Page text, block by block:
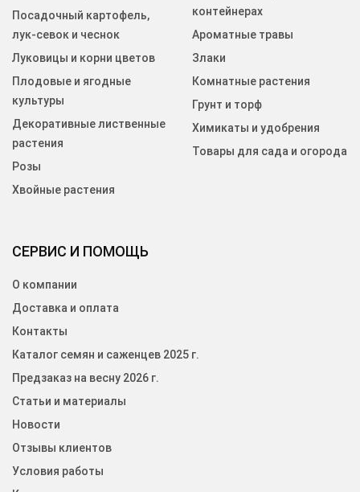
СЕРВИС И ПОМОЩЬ
О компании
Доставка и оплата
Контакты
Каталог семян и саженцев 2025 г.
Предзаказ на весну 2026 г.
Статьи и материалы
Новости
Отзывы клиентов
Условия работы
Посадочный картофель,
лук-севок и чеснок
Луковицы и корни цветов
Плодовые и ягодные
культуры
Декоративные лиственные
растения
Розы
Хвойные растения
контейнерах
Ароматные травы
Злаки
Комнатные растения
Грунт и торф
Химикаты и удобрения
Товары для сада и огорода